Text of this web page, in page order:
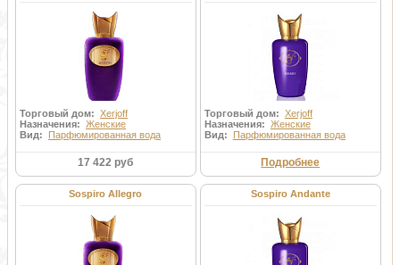
Торговый дом: Xerjoff
Назначения: Женские
Вид: Парфюмированная вода
17 422 руб
Торговый дом: Xerjoff
Назначения: Женские
Вид: Парфюмированная вода
Подробнее
Sospiro Allegro Sospiro Andante